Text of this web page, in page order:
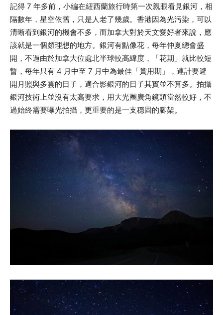
記得 7 年多前，小編在紐西蘭旅行時第一次親眼看見銀河，相
隔數年，星空依舊，只是人老了幾歲。香港因為光污染，可以
清晰看到銀河的機會不多，而加拿大對於天文愛好者來說，應
該就是一個頗理想的地方。銀河有點像花，每年仲夏總會盛
開，不過由於加拿大位處北半球較高緯度，「花期」就比較短
暫，每年只有 4 月中至 7 月中為最佳「賞用期」，連計要避
開月照與多雲的日子，適合影銀河的日子其實並不算多。拍攝
銀河技術上並沒有太高要求，用大光圈廣角鏡頭當然較好，不
過始終需要曝光拍攝，更重要的是一支穩固的腳架。